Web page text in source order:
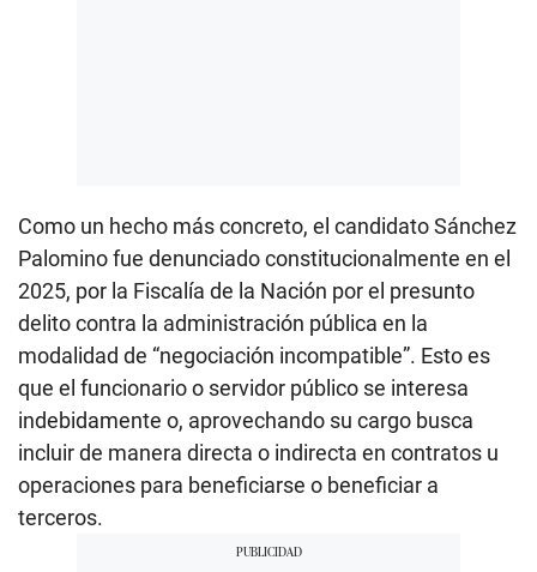
Como un hecho más concreto, el candidato Sánchez
Palomino fue denunciado constitucionalmente en el
2025, por la Fiscalía de la Nación por el presunto
delito contra la administración pública en la
modalidad de “negociación incompatible”. Esto es
que el funcionario o servidor público se interesa
indebidamente o, aprovechando su cargo busca
incluir de manera directa o indirecta en contratos u
operaciones para beneficiarse o beneficiar a
terceros.